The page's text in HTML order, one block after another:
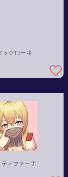
ックローネ
ティファーナ